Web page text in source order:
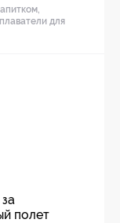
для
полет